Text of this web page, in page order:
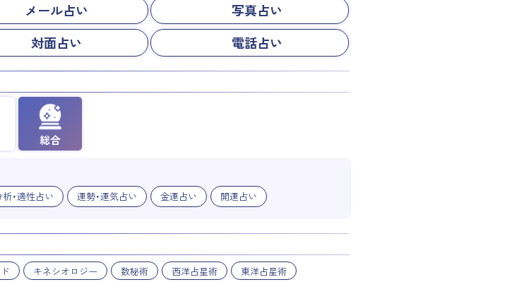
メール占い
写真占い
対面占い 電話占い
総合
・適性占い 運勢・運気占い 金運占い 開運占い
キネシオロジー 数秘術 西洋占星術
東洋占星術